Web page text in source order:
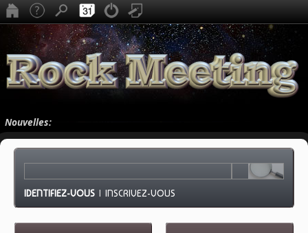
Nouvelles:
IDENTIFIEZ-VOUS |INSCRIVEZ-VOUS